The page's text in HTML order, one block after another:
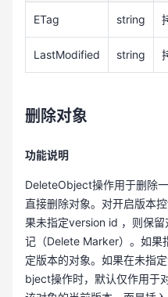
ETag string
LastModified string
删除对象
功能说明
DeleteObject操作用于删除
直接删除对象。对开启版本
果未指定version id ，则保
记（Delete Marker）。如果
定版本的对象。如果在未指
bject操作时，默认仅作用于